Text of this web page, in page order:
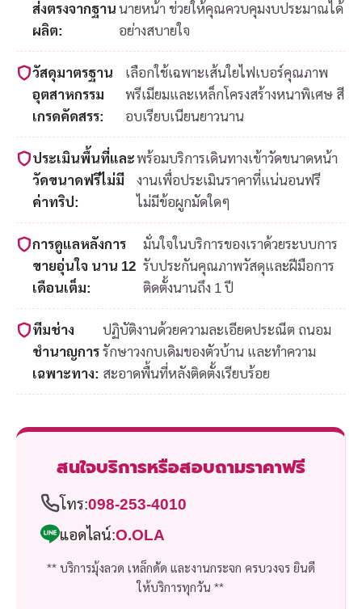
ส่งตรงจากฐาน
ผลิต:
นายหน้า ช่วยให้คุณควบคุมงบประมาณได้
อย่างสบายใจ
วัสดุมาตรฐาน
อุตสาหกรรม
เกรดคัดสรร:
เลือกใช้เฉพาะเส้นใยไฟเบอร์คุณภาพ
พรีเมียมและเหล็กโครงสร้างหนาพิเศษ สี
อบเรียบเนียนยาวนาน
ประเมินพื้นที่และ
วัดขนาดฟรีไม่มี
ค่าทริป:
พร้อมบริการเดินทางเข้าวัดขนาดหน้า
งานเพื่อประเมินราคาที่แน่นอนฟรี
ไม่มีข้อผูกมัดใดๆ
การดูแลหลังการ
ขายอุ่นใจ นาน 12
เดือนเต็ม:
มั่นใจในบริการของเราด้วยระบบการ
รับประกันคุณภาพวัสดุและฝีมือการ
ติดตั้งนานถึง 1 ปี
ทีมช่าง
ชำนาญการ
เฉพาะทาง:
ปฏิบัติงานด้วยความละเอียดประณีต ถนอม
รักษาวงกบเดิมของตัวบ้าน และทำความ
สะอาดพื้นที่หลังติดตั้งเรียบร้อย
สนใจบริการหรือสอบถามราคาฟรี
โทร:098-253-4010
แอดไลน์:O.OLA
** บริการมุ้งลวด เหล็กดัด และงานกระจก ครบวงจร ยินดี
ให้บริการทุกวัน **